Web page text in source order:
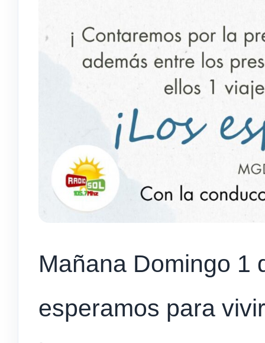
Mañana Domingo 1
esperamos para